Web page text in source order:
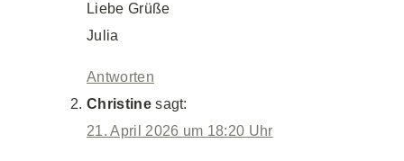
Liebe Grüße
Julia
Antworten
Christine sagt:
21. April 2026 um 18:20 Uhr